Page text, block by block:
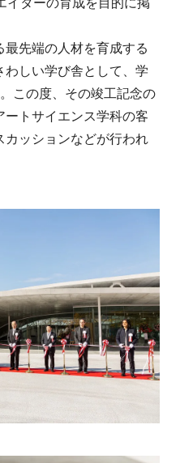
最先端の人材を育成する
わしい学び舎として、学
この度、その竣工記念の
ートサイエンス学科の客
カッションなどが行われ